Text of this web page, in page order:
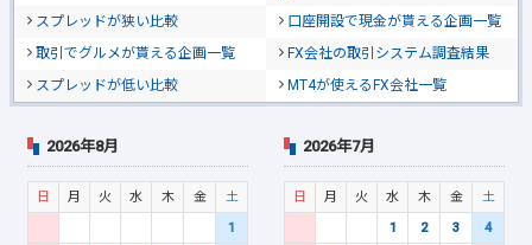
スプレッドが狭い比較
口座開設で現金が貰える企画一覧
取引でグルメが貰える企画一覧
FX会社の取引システム調査結果
スプレッドが低い比較
MT4が使えるFX会社一覧
2026年8月
日 月 火 水 木 金
土
1
2026年7月
日 月 火 水 木 金
土
1
2 3
4